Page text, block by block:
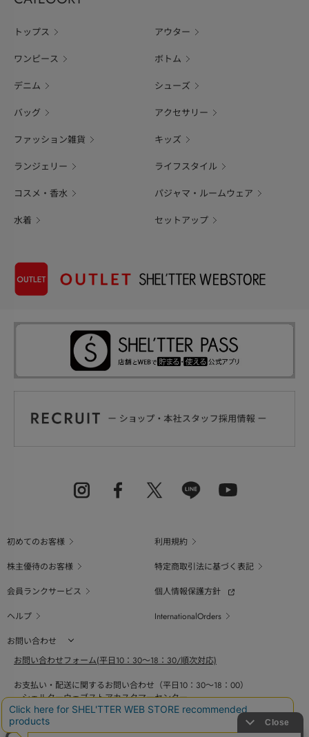
トップス アウター
ワンピース ボトム
デニム シューズ
バッグ アクセサリー
ファッション雑貨 キッズ
ランジェリー ライフスタイル
コスメ・香水 パジャマ・ルームウェア
水着 セットアップ
初めてのお客様
利用規約
株主優待のお客様
特定商取引法に基づく表記
会員ランクサービス
個人情報保護方針
ヘルプ
InternationalOrders
お問い合わせ
お問い合わせフォーム(平日10：30～18：30/順次対応)
お支払い・配送に関するお問い合わせ（平日10：30～18：00）
シェルターウェブストアカスタマーセンター
0800-123-6820
商品の素材、サイズ、仕様等に関するお問い合せ（平日10：30～18：00）